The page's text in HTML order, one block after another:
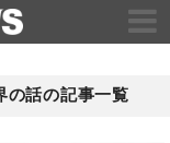
の話の記事一覧